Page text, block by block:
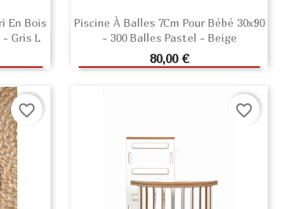
En Bois
Gris L
Piscine À Balles 7Cm Pour Bébé 30x90
- 300 Balles Pastel - Beige
Prix
80,00 €
AJOUTER AU PANIER
favorite_border favorite_border